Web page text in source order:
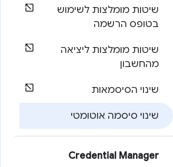
שיטות מומלצות לשימוש
בטופס הרשמה
שיטות מומלצות ליציאה
מהחשבון
שינוי הסיסמאות
שינוי סיסמה אוטומטי
Credential Manager